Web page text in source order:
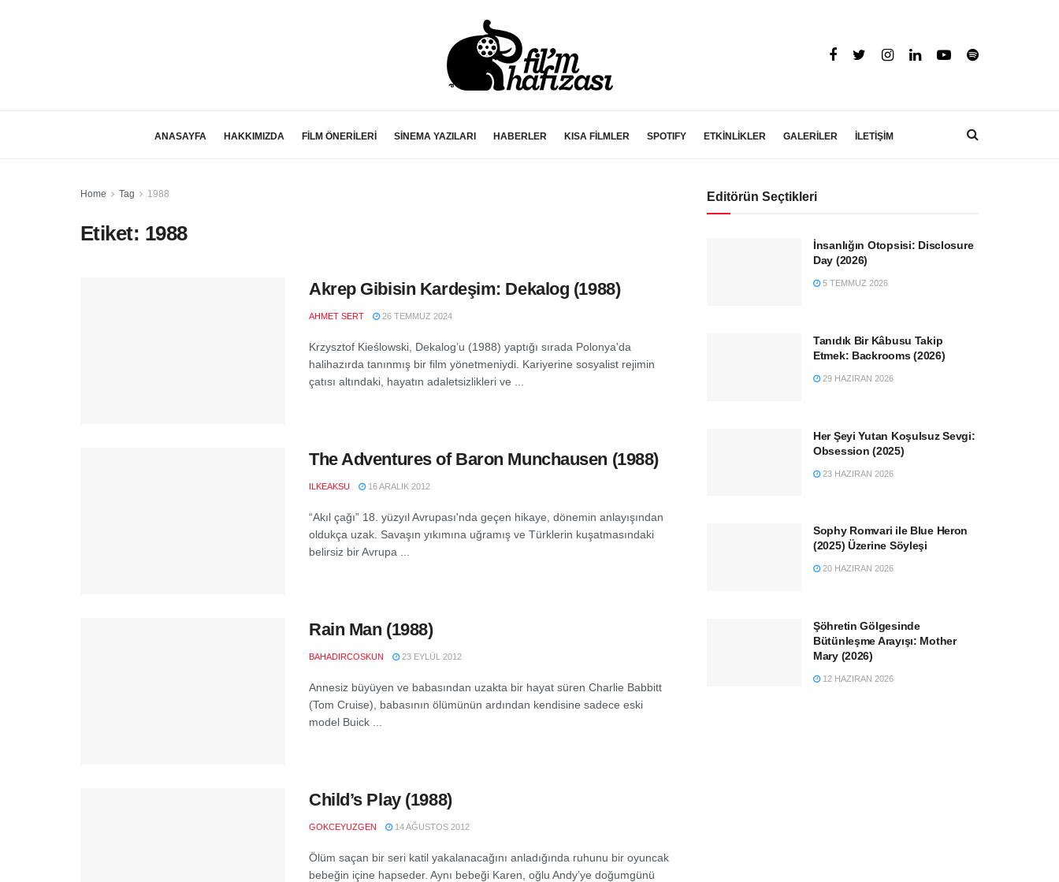
ANASAYFA HAKKIMIZDA FİLM ÖNERİLERİ SİNEMA YAZILARI HABERLER KISA FİLMLER SPOTIFY ETKİNLİKLER GALERİLER İLETİŞİM
Home Tag 1988
Etiket: 1988
Akrep Gibisin Kardeşim: Dekalog (1988)
AHMET SERT 26 TEMMUZ 2024
Krzysztof Kieślowski, Dekalog’u (1988) yaptığı sırada Polonya'da
halihazırda tanınmış bir film yönetmeniydi. Kariyerine sosyalist rejimin
çatısı altındaki, hayatın adaletsizlikleri ve ...
The Adventures of Baron Munchausen (1988)
ILKEAKSU 16 ARALIK 2012
“Akıl çağı” 18. yüzyıl Avrupası'nda geçen hikaye, dönemin anlayışından
oldukça uzak. Savaşın yıkımına uğramış ve Türklerin kuşatmasındaki
belirsiz bir Avrupa ...
Rain Man (1988)
BAHADIRCOSKUN 23 EYLÜL 2012
Annesiz büyüyen ve babasından uzakta bir hayat süren Charlie Babbitt
(Tom Cruise), babasının ölümünün ardından kendisine sadece eski
model Buick ...
Child’s Play (1988)
GOKCEYUZGEN 14 AĞUSTOS 2012
Ölüm saçan bir seri katil yakalanacağını anladığında ruhunu bir oyuncak
bebeğin içine hapseder. Aynı bebeği Karen, oğlu Andy’ye doğumgünü
Editörün Seçtikleri
İnsanlığın Otopsisi: Disclosure
Day (2026)
5 TEMMUZ 2026
Tanıdık Bir Kâbusu Takip
Etmek: Backrooms (2026)
29 HAZIRAN 2026
Her Şeyi Yutan Koşulsuz Sevgi:
Obsession (2025)
23 HAZIRAN 2026
Sophy Romvari ile Blue Heron
(2025) Üzerine Söyleşi
20 HAZIRAN 2026
Şöhretin Gölgesinde
Bütünleşme Arayışı: Mother
Mary (2026)
12 HAZIRAN 2026